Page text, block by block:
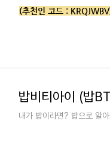
(추천인 코드 :
밥비티아이 (밥
내가 밥이라면? 밥으로 알